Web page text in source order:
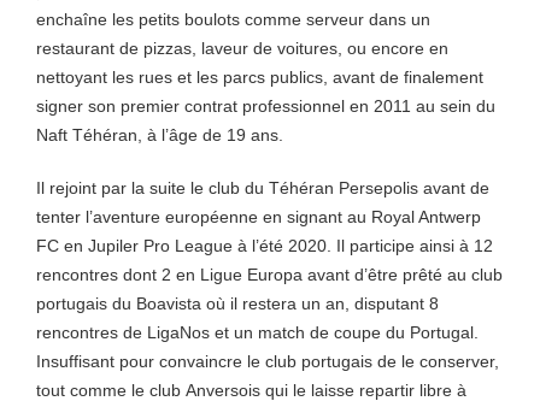
enchaîne les petits boulots comme serveur dans un
restaurant de pizzas, laveur de voitures, ou encore en
nettoyant les rues et les parcs publics, avant de finalement
signer son premier contrat professionnel en 2011 au sein du
Naft Téhéran, à l’âge de 19 ans.
Il rejoint par la suite le club du Téhéran Persepolis avant de
tenter l’aventure européenne en signant au Royal Antwerp
FC en Jupiler Pro League à l’été 2020. Il participe ainsi à 12
rencontres dont 2 en Ligue Europa avant d’être prêté au club
portugais du Boavista où il restera un an, disputant 8
rencontres de LigaNos et un match de coupe du Portugal.
Insuffisant pour convaincre le club portugais de le conserver,
tout comme le club Anversois qui le laisse repartir libre à